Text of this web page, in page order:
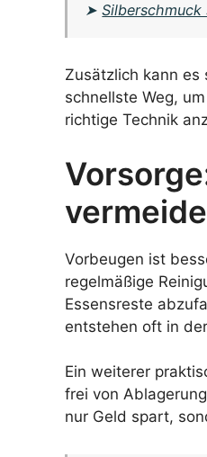
➤
Zusätzlich kann es
schnellste Weg,
richtige Technik
Vorbeugen ist
regelmäßige
Essensreste
entstehen oft in
Ein weiterer
frei von
nur Geld spart,